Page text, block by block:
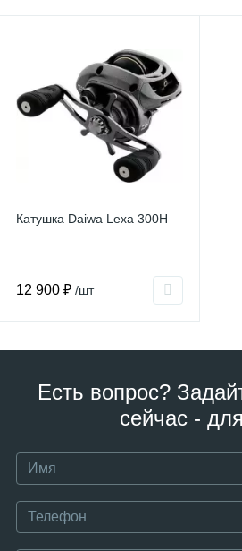
Катушка Daiwa Lexa 300H
12 900 ₽ /шт
Есть вопрос?
сейчас -